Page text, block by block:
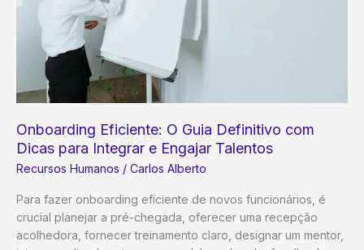
Definitivo
para
Retenção
Talentos
Onboarding Eficiente: O Guia Definitivo com
Dicas para Integrar e Engajar Talentos
Recursos Humanos / Carlos Alberto
Para fazer onboarding eficiente de novos funcionários, é
crucial planejar a pré-chegada, oferecer uma recepção
acolhedora, fornecer treinamento claro, designar um mentor,